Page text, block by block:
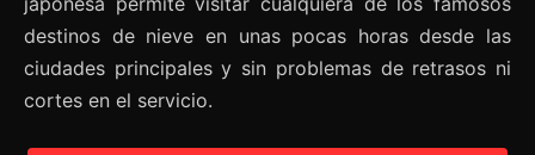
destinos de nieve en unas pocas horas desde las
ciudades principales y sin problemas de retrasos ni
cortes en el servicio.